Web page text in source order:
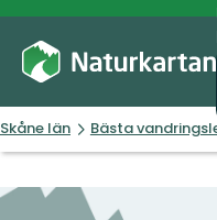
Skåne län Bästa